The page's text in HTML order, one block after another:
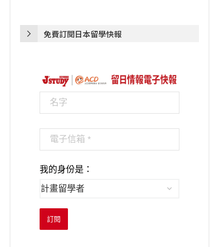
免費訂閱日本留學快報
我的身份是：
訂閱